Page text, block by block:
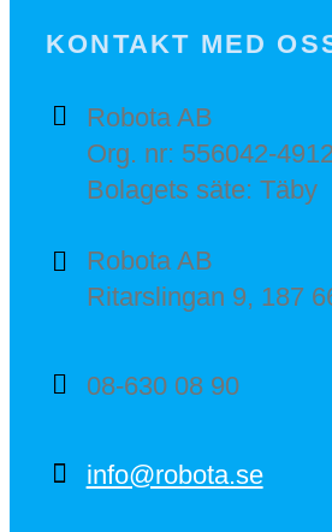
KONTAKT MED
Robota AB
Org. nr: 556042-4912
Bolagets säte: Täby
Robota AB
Ritarslingan 9, 187
08-630 08 90
info@robota.se